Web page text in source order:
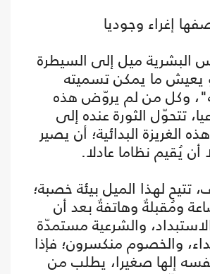
ميل إلى السيطرة
يعيش ما يمكن تسميته
وكل من لم يروّض هذه
تتحوّل الثورة عنده إلى
الغريزة البدائية؛ أن يصير
أن يُقيم نظاما عادلا.
تتيح لهذا الميل بيئة خصبة؛
ومُقبلةٌ وهاتفةٌ بعد أن
والشرعية مستمدّة
والخصوم منكسرون؛ فإذا
إلها صغيرا، يطلب من